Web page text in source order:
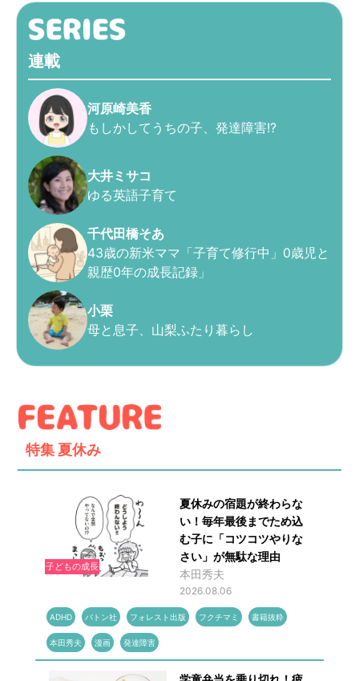
連載
河原崎美香
もしかしてうちの子、発達障害!?
大井ミサコ
ゆる英語子育て
千代田橋そあ
43歳の新米ママ「子育て修行中」0歳児と
親歴0年の成長記録」
小栗
母と息子、山梨ふたり暮らし
特集 夏休み
子どもの成長
夏休みの宿題が終わらな
い！毎年最後までため込
む子に「コツコツやりな
さい」が無駄な理由
本田秀夫
2026.08.06
ADHD バトン社 フォレスト出版 フクチマミ 書籍抜粋
本田秀夫 漫画 発達障害